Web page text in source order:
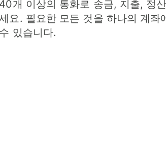
40개 이상의 통화로 송금, 지출, 정
요. 필요한 모든 것을 하나의 계좌
수 있습니다.